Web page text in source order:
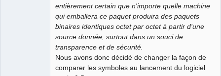
entièrement certain que n'importe quelle machine
qui emballera ce paquet produira des paquets
binaires identiques octet par octet à partir d'une
source donnée, surtout dans un souci de
transparence et de sécurité.
Nous avons donc décidé de changer la façon de
comparer les symboles au lancement du logiciel